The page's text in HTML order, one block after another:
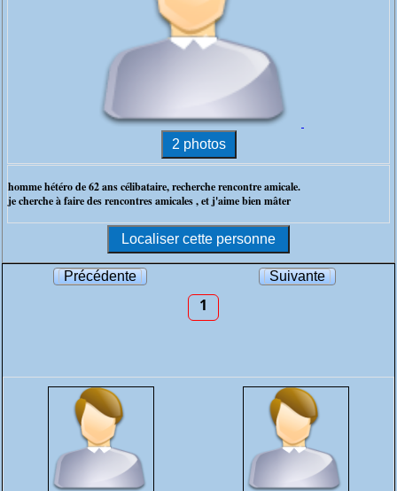
homme hétéro de 62 ans célibataire, recherche rencontre amicale.
je cherche à faire des rencontres amicales , et j'aime bien mâter
Précédente Suivante
1